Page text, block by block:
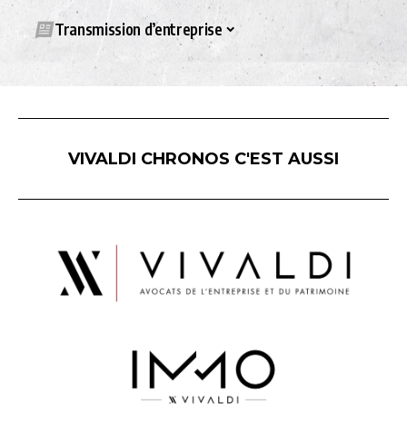
Transmission d’entreprise
VIVALDI CHRONOS C'EST AUSSI